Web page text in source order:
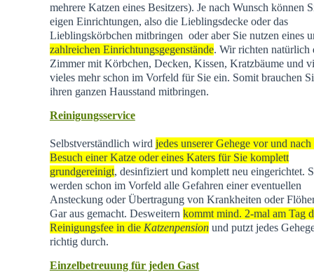
mehrere Katzen eines Besitzers). Je nach Wunsch können
eigen Einrichtungen, also die Lieblingsdecke oder das
Lieblingskörbchen mitbringen oder aber Sie nutzen eines
zahlreichen Einrichtungsgegenstände. Wir richten natürlich
Zimmer mit Körbchen, Decken, Kissen, Kratzbäume und
vieles mehr schon im Vorfeld für Sie ein. Somit brauchen
ihren ganzen Hausstand mitbringen.
Reinigungsservice
Selbstverständlich wird jedes unserer Gehege vor und nach
Besuch einer Katze oder eines Katers für Sie komplett
grundgereinigt, desinfiziert und komplett neu eingerichtet.
werden schon im Vorfeld alle Gefahren einer eventuellen
Ansteckung oder Übertragung von Krankheiten oder
Gar aus gemacht. Desweitern kommt mind. 2-mal am Tag
Reinigungsfee in die Katzenpensionund putzt jedes
richtig durch.
Einzelbetreuung für jeden Gast